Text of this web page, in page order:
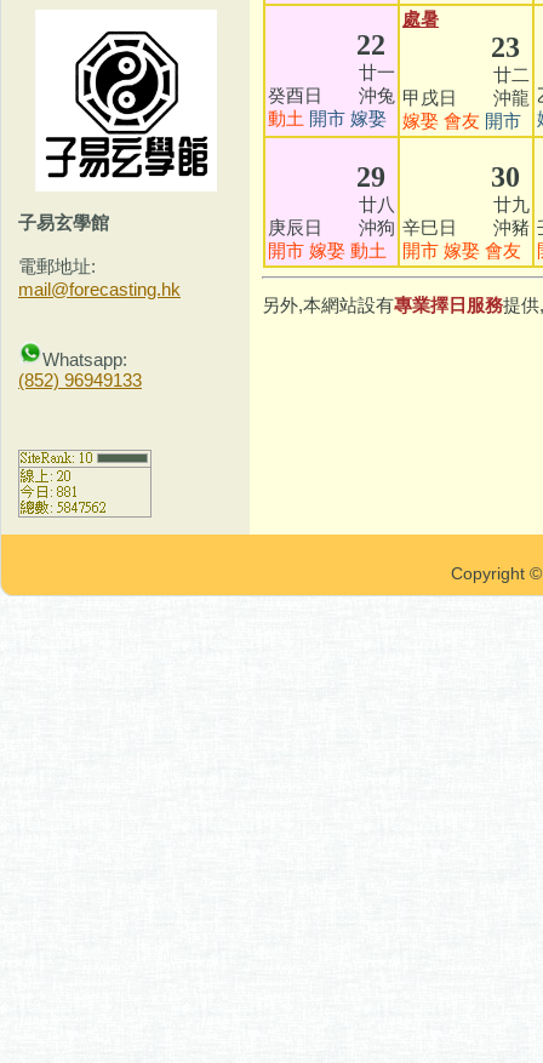
子易玄學館
電郵地址:
mail@forecasting.hk
Whatsapp:
(852) 96949133
22
廿一
癸酉日 沖兔
動土 開市 嫁娶
處暑
23
廿二
甲戌日 沖龍
嫁娶 會友 開市
29
廿八
庚辰日 沖狗
開市 嫁娶 動土
30
廿九
辛巳日 沖豬
開市 嫁娶 會友
另外,本網站設有專業擇日服務提
Copyright